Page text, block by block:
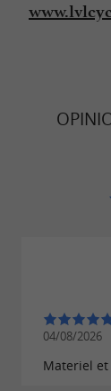
04/08/2026
Materiel